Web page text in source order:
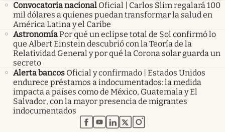
Convocatoria nacional Oficial | Carlos Slim regalará 100
mil dólares a quienes puedan transformar la salud en
América Latina y el Caribe
AstronomíaPor qué un eclipse total de Sol confirmó lo
que Albert Einstein descubrió con la Teoría de la
Relatividad General y por qué la Corona solar guarda un
secreto
Alerta bancos Oficial y confirmado | Estados Unidos
endurece préstamos a indocumentados: la medida
impacta a países como de México, Guatemala y El
Salvador, con la mayor presencia de migrantes
indocumentados
abre en nueva pestaña
abre en nueva pestaña
abre en nueva pestaña
abre en nueva pestaña
abre en nueva pestaña